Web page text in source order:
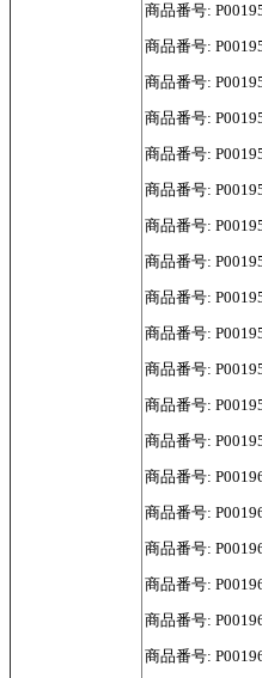
商品番号:
商品番号:
商品番号:
商品番号:
商品番号:
商品番号:
商品番号:
商品番号:
商品番号:
商品番号:
商品番号:
商品番号:
商品番号:
商品番号:
商品番号:
商品番号:
商品番号:
商品番号:
商品番号: